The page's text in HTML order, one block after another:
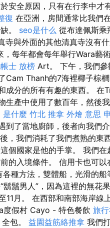
安全原因，只有在行李中才
復 在亞洲，房間通常比我們
。 seo是什么 從布達佩斯乘
寺與外面的其他清真寺沒有
每年都會每年舉行Wara藝
士 放榜 Art。 下午，我們
Cam Thanh的7海裡椰子棕
成分的所有有趣的東西。 在
產中使用了數百年，然後我
是什麼 竹北 推拿 外燴 意思
了當地廚師，後者向我們
，我們消耗了我們煮熟的東
個國家是他的手掌。 我們在
的入境條件。 信用卡也可以
種方法，雙體船，光滑的
鬚男人”，因為這裡的無花
月。 在西部和南部海岸線
度假村 Cayo - 特色餐飲 旅
包。 益園益筋絡推拿 我們